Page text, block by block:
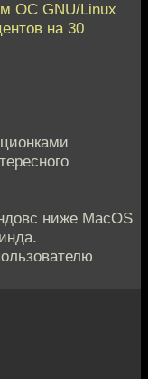
ОС GNU/Linux
на 30
ниже MacOS